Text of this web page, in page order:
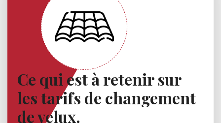
Ce qui est à retenir sur
les tarifs de changement
de velux.